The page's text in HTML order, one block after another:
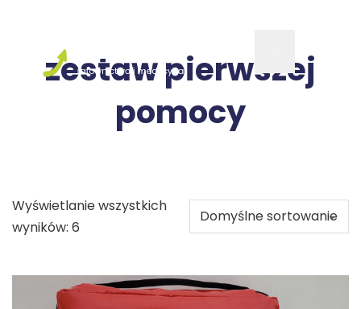
zestaw pierwszej
pomocy
Wyświetlanie wszystkich
wyników: 6